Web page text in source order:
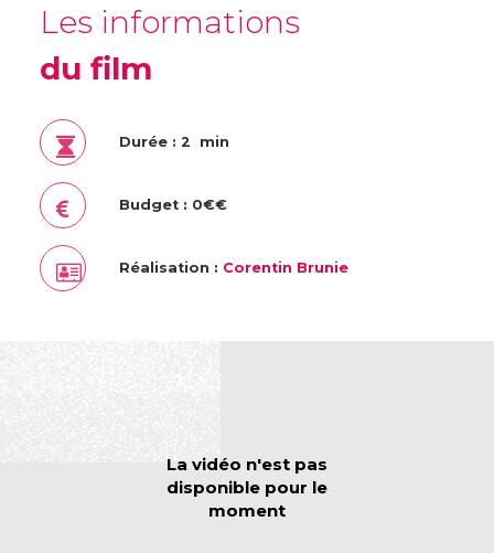
Les informations
du film
Durée : 2 min
Budget : 0€€
Réalisation : Corentin Brunie